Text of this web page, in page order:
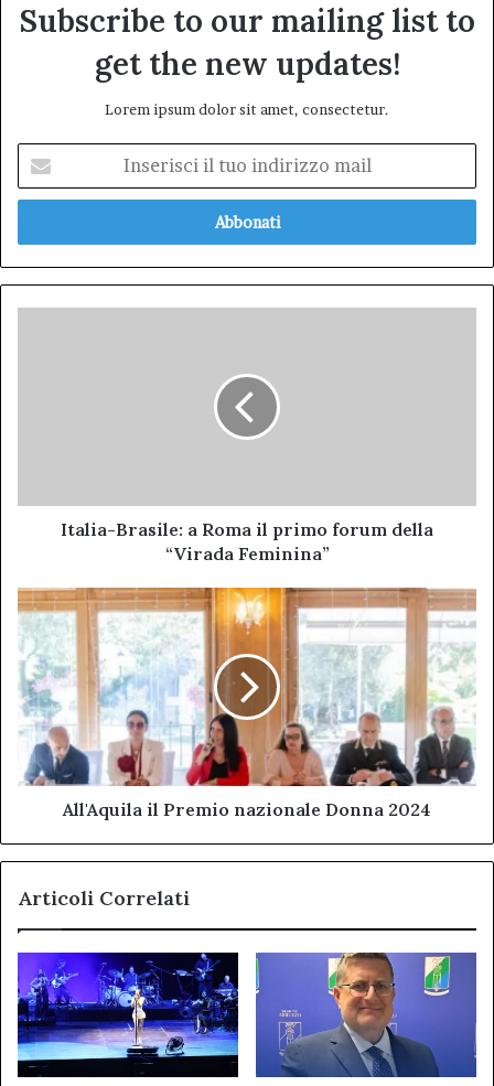
Subscribe to our mailing list to
get the new updates!
Lorem ipsum dolor sit amet, consectetur.
tuo
mail
“Virada
Feminina”Italia-Brasile: a Roma il primo forum della
“Virada Feminina”
All'Aquila
Premio
nazionale
Donna
2024
All'Aquila il Premio nazionale Donna 2024
Articoli Correlati